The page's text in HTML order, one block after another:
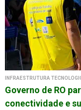
INFRAESTRUTURA
Governo de RO
conectividade e